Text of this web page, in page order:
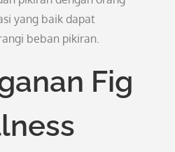
yang baik dapat
beban pikiran.
Fig